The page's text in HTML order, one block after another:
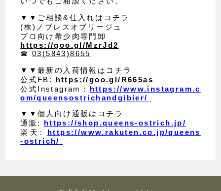
▼▼ご相談&仕入れはコチラ
(株)ノブレスオブリージュ
プロ向け希少肉専門卸
https://goo.gl/MzrJd2
☎︎03(5843)8655
▼▼最新の入荷情報はコチラ
公式FB:
https://goo.gl/R665as
公式Instagram： https://www.instagram.c
om/queensostrichandgibier/
▼▼個人向け通販はコチラ
通販: https://shop.queens-ostrich.jp/
楽天: https://www.rakuten.co.jp/queens
-ostrich/